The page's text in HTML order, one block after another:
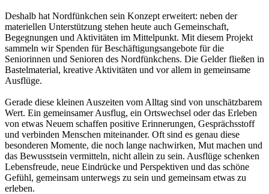
Deshalb hat Nordfünkchen sein Konzept erweitert: neben der
materiellen Unterstützung stehen heute auch Gemeinschaft,
Begegnungen und Aktivitäten im Mittelpunkt. Mit diesem Projekt
sammeln wir Spenden für Beschäftigungsangebote für die
Seniorinnen und Senioren des Nordfünkchens. Die Gelder fließen in
Bastelmaterial, kreative Aktivitäten und vor allem in gemeinsame
Ausflüge.
Gerade diese kleinen Auszeiten vom Alltag sind von unschätzbarem
Wert. Ein gemeinsamer Ausflug, ein Ortswechsel oder das Erleben
von etwas Neuem schaffen positive Erinnerungen, Gesprächsstoff
und verbinden Menschen miteinander. Oft sind es genau diese
besonderen Momente, die noch lange nachwirken, Mut machen und
das Bewusstsein vermitteln, nicht allein zu sein. Ausflüge schenken
Lebensfreude, neue Eindrücke und Perspektiven und das schöne
Gefühl, gemeinsam unterwegs zu sein und gemeinsam etwas zu
erleben.